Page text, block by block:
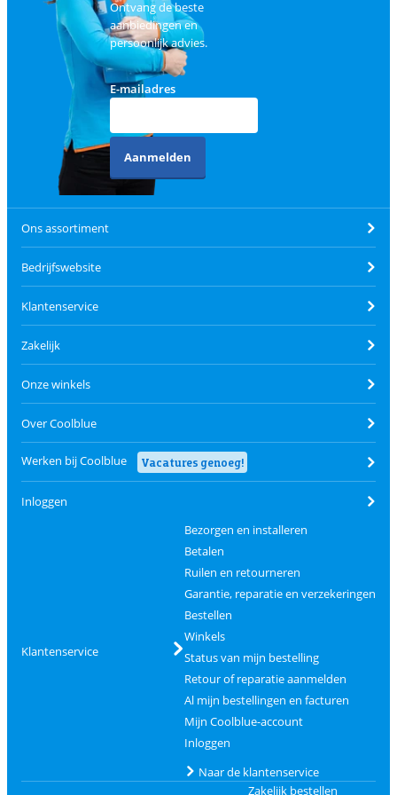
Ontvang de beste
aanbiedingen en
persoonlijk advies.
E-mailadres
Aanmelden
Ons assortiment
Bedrijfswebsite
Klantenservice
Zakelijk
Onze winkels
Over Coolblue
Werken bij Coolblue Vacatures genoeg!
Inloggen
Klantenservice
Bezorgen en installeren
Betalen
Ruilen en retourneren
Garantie, reparatie en verzekeringen
Bestellen
Winkels
Status van mijn bestelling
Retour of reparatie aanmelden
Al mijn bestellingen en facturen
Mijn Coolblue-account
Inloggen
Naar de klantenservice
Zakelijk bestellen